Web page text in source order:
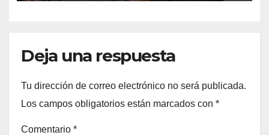
Deja una respuesta
Tu dirección de correo electrónico no será publicada.
Los campos obligatorios están marcados con *
Comentario *